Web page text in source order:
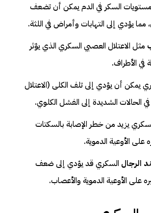
مستويات السكر في الدم يمكن أن تضعف
مما يؤدي إلى التهابات وأمراض في اللثة.
مثل الاعتلال العصبي السكري الذي يؤثر
الأطراف.
يمكن أن يؤدي إلى تلف الكلى (الاعتلال
الحالات الشديدة إلى الفشل الكلوي.
يزيد من خطر الإصابة بالسكتات
على الأوعية الدموية.
الرجال السكري قد يؤدي إلى ضعف
على الأوعية الدموية والأعصاب.